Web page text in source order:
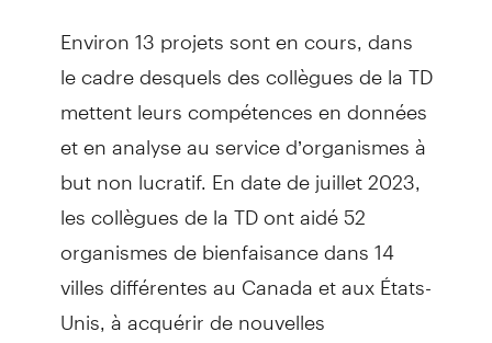
Environ 13 projets sont en cours, dans
le cadre desquels des collègues de la TD
mettent leurs compétences en données
et en analyse au service d’organismes à
but non lucratif. En date de juillet 2023,
les collègues de la TD ont aidé 52
organismes de bienfaisance dans 14
villes différentes au Canada et aux États-
Unis, à acquérir de nouvelles